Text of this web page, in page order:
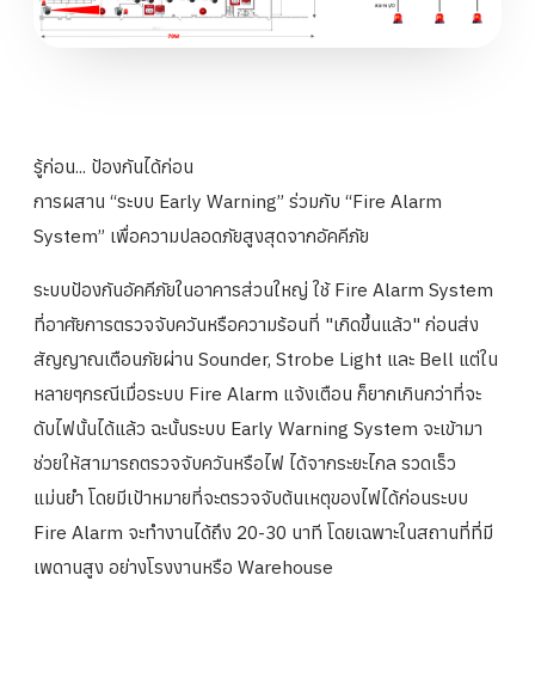
รู้ก่อน... ป้องกันได้ก่อน
การผสาน “ระบบ Early Warning” ร่วมกับ “Fire Alarm
System” เพื่อความปลอดภัยสูงสุดจากอัคคีภัย
ระบบป้องกันอัคคีภัยในอาคารส่วนใหญ่ ใช้ Fire Alarm System
ที่อาศัยการตรวจจับควันหรือความร้อนที่ "เกิดขึ้นแล้ว" ก่อนส่ง
สัญญาณเตือนภัยผ่าน Sounder, Strobe Light และ Bell แต่ใน
หลายๆกรณีเมื่อระบบ Fire Alarm แจ้งเตือน ก็ยากเกินกว่าที่จะ
ดับไฟนั้นได้แล้ว ฉะนั้นระบบ Early Warning System จะเข้ามา
ช่วยให้สามารถตรวจจับควันหรือไฟ ได้จากระยะไกล รวดเร็ว
แม่นยำ โดยมีเป้าหมายที่จะตรวจจับต้นเหตุของไฟได้ก่อนระบบ
Fire Alarm จะทำงานได้ถึง 20-30 นาที โดยเฉพาะในสถานที่ที่มี
เพดานสูง อย่างโรงงานหรือ Warehouse